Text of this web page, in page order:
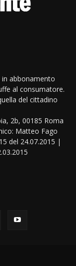
in abbonamento
al consumatore.
del cittadino
2b, 00185 Roma
Matteo Fago
del 24.07.2015 |